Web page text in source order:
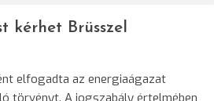
kérhet Brüsszel
elfogadta az energiaágazat